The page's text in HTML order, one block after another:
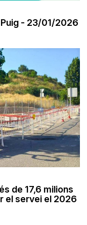
- 23/01/2026
de 17,6 milions
el servei el 2026